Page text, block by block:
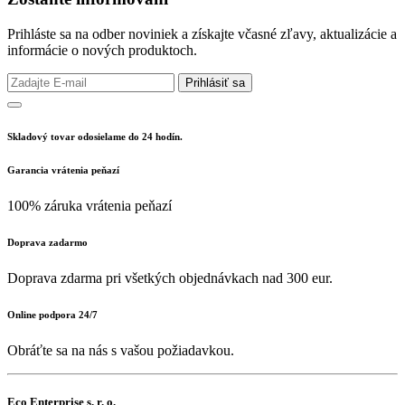
Prihláste sa na odber noviniek a získajte včasné zľavy, aktualizácie a
informácie o nových produktoch.
Prihlásiť sa
Skladový tovar odosielame do 24 hodín.
Garancia vrátenia peňazí
100% záruka vrátenia peňazí
Doprava zadarmo
Doprava zdarma pri všetkých objednávkach nad 300 eur.
Online podpora 24/7
Obráťte sa na nás s vašou požiadavkou.
Eco Enterprise s. r. o.